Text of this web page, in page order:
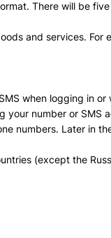
There will be
and services.
when logging in or
number or SMS
numbers. Later in
(except the